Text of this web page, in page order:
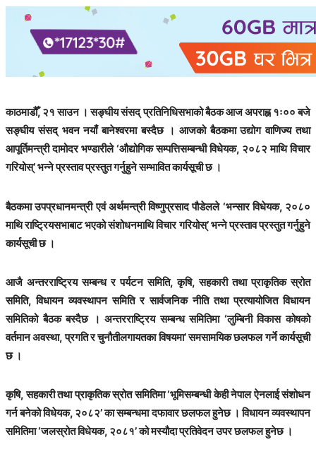
काठमाडौँ, २१ साउन । सङ्घीय संसद् प्रतिनिधिसभाको बैठक आज अपराह्न १ः०० बजे
सङ्घीय संसद् भवन नयाँ बानेश्वरमा बस्दैछ । आजको बैठकमा उद्योग वाणिज्य तथा
आपूर्तिमन्त्री दामोदर भण्डारीले ‘औद्योगिक सम्पत्तिसम्बन्धी विधेयक, २०८२ माथि विचार
गरियोस्’ भन्ने प्रस्ताव प्रस्तुत गर्नुहुने सम्भावित कार्यसूची छ ।
बैठकमा उपप्रधानमन्त्री एवं अर्थमन्त्री विष्णुप्रसाद पौडेलले ‘भन्सार विधेयक, २०८०
माथि राष्ट्रियसभाबाट भएको संशोधनमाथि विचार गरियोस्’ भन्ने प्रस्ताव प्रस्तुत गर्नुहुने
कार्यसूची छ ।
आजै अन्तरराष्ट्रिय सम्बन्ध र पर्यटन समिति, कृषि, सहकारी तथा प्राकृतिक स्रोत
समिति, विधायन व्यवस्थापन समिति र सार्वजनिक नीति तथा प्रत्यायोजित विधायन
समितिको बैठक बस्दैछ । अन्तरराष्ट्रिय सम्बन्ध समितिमा ‘लुम्बिनी विकास कोषको
वर्तमान अवस्था, प्रगति र चुनौतीलगायतका विषयमा’ समसामयिक छलफल गर्ने कार्यसूची
छ ।
कृषि, सहकारी तथा प्राकृतिक स्रोत समितिमा ‘भूमिसम्बन्धी केही नेपाल ऐनलाई संशोधन
गर्न बनेको विधेयक, २०८२’ का सम्बन्धमा दफावार छलफल हुनेछ । विधायन व्यवस्थापन
समितिमा ‘जलस्रोत विधेयक, २०८१’ को मस्यौदा प्रतिवेदन उपर छलफल हुनेछ ।